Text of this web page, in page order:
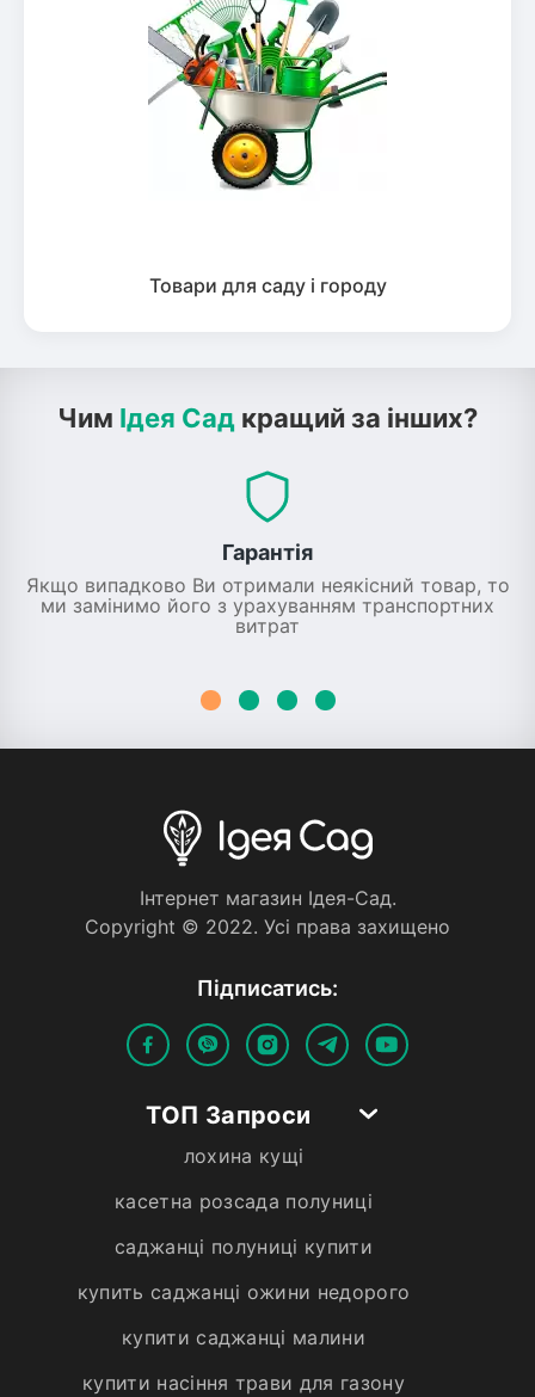
Товари для саду і городу
Чим Ідея Сад кращий за інших?
Гарантія
Якщо випадково Ви отримали неякісний товар, то
ми замінимо його з урахуванням транспортних
витрат
Iнтернет магазин Iдея-Сад.
Copyright © 2022. Усi права захищено
Пiдписатись:
ТОП Запроси
лохина кущі
касетна розсада полуниці
саджанці полуниці купити
купить саджанці ожини недорого
купити саджанці малини
купити насіння трави для газону